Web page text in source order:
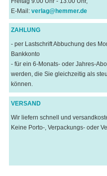
E-Mail: verlag@hemmer.de
ZAHLUNG
- per Lastschrift Abbuchung des
Bankkonto
- für ein 6-Monats- oder Jahres-
werden, die Sie gleichzeitig als
können.
VERSAND
Wir liefern schnell und
Keine Porto-, Verpackungs- oder